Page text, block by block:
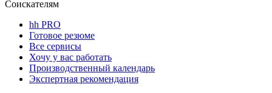
Соискателям
hh PRO
Готовое резюме
Все сервисы
Хочу у вас работать
Производственный календарь
Экспертная рекомендация